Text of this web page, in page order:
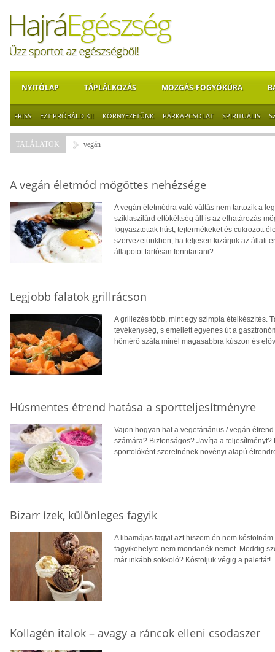
NYITÓLAP TÁPLÁLKOZÁS MOZGÁS-FOGYÓKÚRA
FRISS EZT PRÓBÁLD KI! KÖRNYEZETÜNK PÁRKAPCSOLAT SPIRITUÁLIS
TALÁLATOK vegán
A vegán életmód mögöttes nehézsége
A vegán életmódra való váltás nem tartozik a
sziklaszilárd eltökéltség áll is az elhatározás
fogyasztottak húst, tejtermékeket és cukrozott
szervezetünkben, ha teljesen kizárjuk az állati
állapotot tartósan fenntartani?
Legjobb falatok grillrácson
A grillezés több, mint egy szimpla ételkészítés.
tevékenység, s emellett egyenes út a
hőmérő szála minél magasabbra kúszon és
Húsmentes étrend hatása a sportteljesítményre
Vajon hogyan hat a vegetáriánus / vegán
számára? Biztonságos? Javítja a
sportolóként szeretnének növényi alapú
Bizarr ízek, különleges fagyik
A libamájas fagyit azt hiszem én nem
fagyikehelyre nem mondanék nemet. Meddig
már inkább sokkoló? Kóstoljuk végig a palettát!
Kollagén italok – avagy a ráncok elleni csodaszer